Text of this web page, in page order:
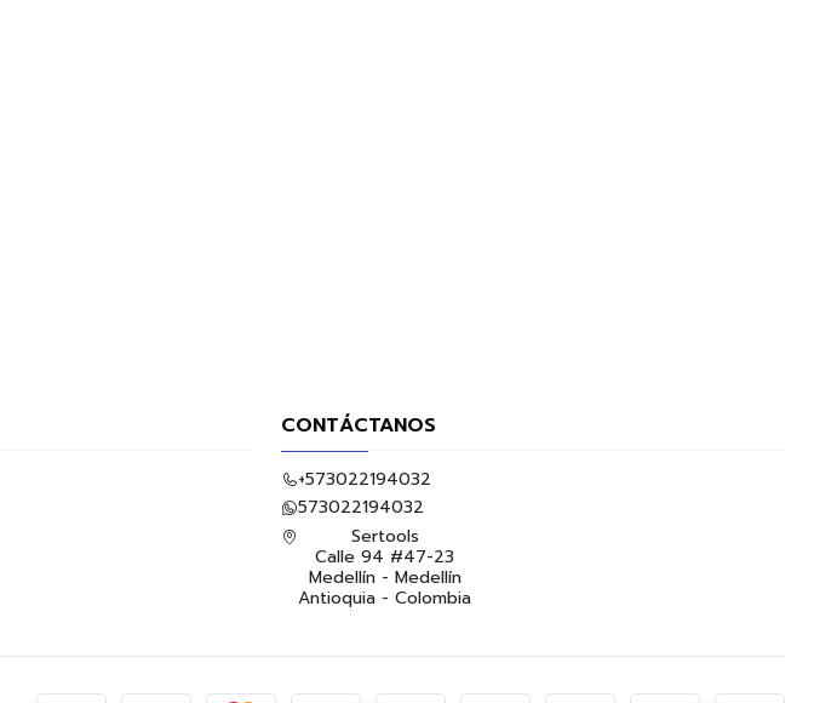
CONTÁCTANOS
+573022194032
573022194032
Sertools
Calle 94 #47-23
Medellín - Medellín
Antioquia - Colombia